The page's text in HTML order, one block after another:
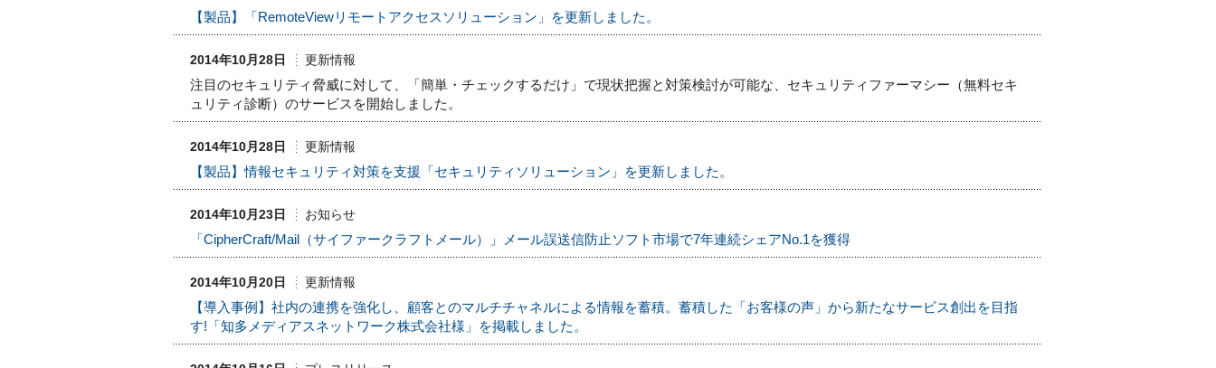
【製品】「RemoteViewリモートアクセスソリューション」を更新しました。
2014年10月28日 更新情報
注目のセキュリティ脅威に対して、「簡単・チェックするだけ」で現状把握と対策検討が可能な、セキュリティファーマシー（無料セキ
ュリティ診断）のサービスを開始しました。
2014年10月28日 更新情報
【製品】情報セキュリティ対策を支援「セキュリティソリューション」を更新しました。
2014年10月23日 お知らせ
「CipherCraft/Mail（サイファークラフトメール）」メール誤送信防止ソフト市場で7年連続シェアNo.1を獲得
2014年10月20日 更新情報
【導入事例】社内の連携を強化し、顧客とのマルチチャネルによる情報を蓄積。蓄積した「お客様の声」から新たなサービス創出を目指
す!「知多メディアスネットワーク株式会社様」を掲載しました。